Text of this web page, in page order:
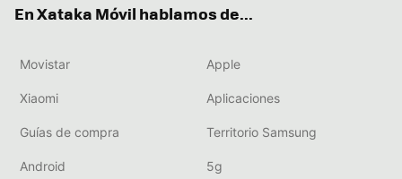
En Xataka Móvil hablamos de...
Movistar Apple
Xiaomi Aplicaciones
Guías de compra Territorio Samsung
Android 5g